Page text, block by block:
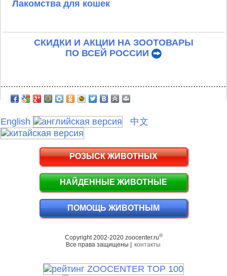
Лакомства для кошек
СКИДКИ И АКЦИИ НА ЗООТОВАРЫ
ПО ВСЕЙ РОССИИ
English 中文
РОЗЫСК ЖИВОТНЫХ
НАЙДЕННЫЕ ЖИВОТНЫЕ
ПОМОЩЬ ЖИВОТНЫМ
Copyright 2002-2020 zoocenter.ru©
Все права защищены | контакты